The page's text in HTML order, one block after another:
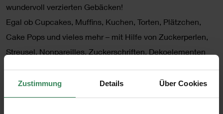
Zustimmung Details Über Cookies
wundervoll verzierten Gebäcken!
Egal ob Cupcakes, Muffins, Kuchen, Torten, Plätzchen,
Cake Pops und vieles mehr – mit Hilfe von Zuckerperlen,
Streusel, Nonpareilles, Zuckerschriften, Dekoelementen
tollsten Leckereien!
Und mit den passenden Servierhauben und Etageren